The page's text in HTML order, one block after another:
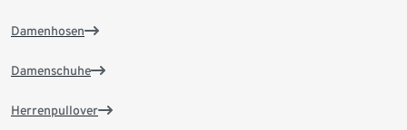
Damenhosen
Damenschuhe
Herrenpullover